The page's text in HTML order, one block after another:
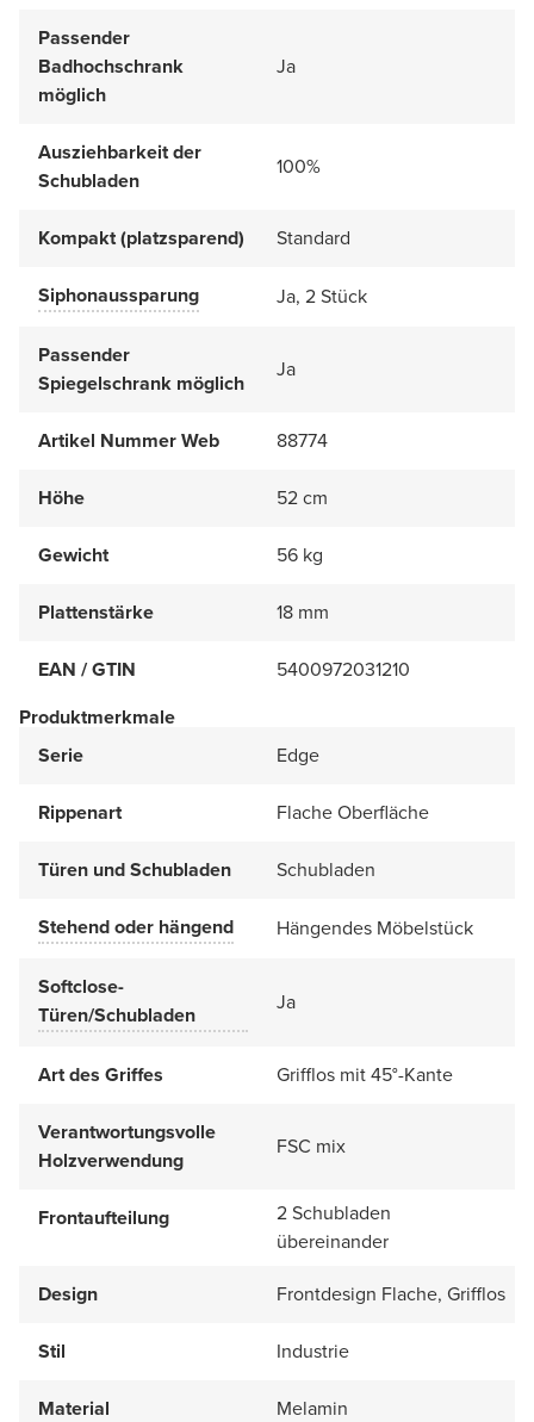
Passender
Badhochschrank
möglich
Ja
Ausziehbarkeit der
Schubladen
100%
Kompakt (platzsparend) Standard
Siphonaussparung Ja, 2 Stück
Passender
Spiegelschrank möglich
Ja
Artikel Nummer Web 88774
Höhe 52 cm
Gewicht 56 kg
Plattenstärke 18 mm
EAN / GTIN
5400972031210
Produktmerkmale
Serie
Edge
Rippenart Flache Oberfläche
Türen und Schubladen Schubladen
Stehend oder hängend Hängendes Möbelstück
Softclose-
Türen/Schubladen
Ja
Art des Griffes Grifflos mit 45°-Kante
Verantwortungsvolle
Holzverwendung
FSC mix
Frontaufteilung
2 Schubladen
übereinander
Design
Frontdesign Flache, Grifflos
Stil Industrie
Material Melamin